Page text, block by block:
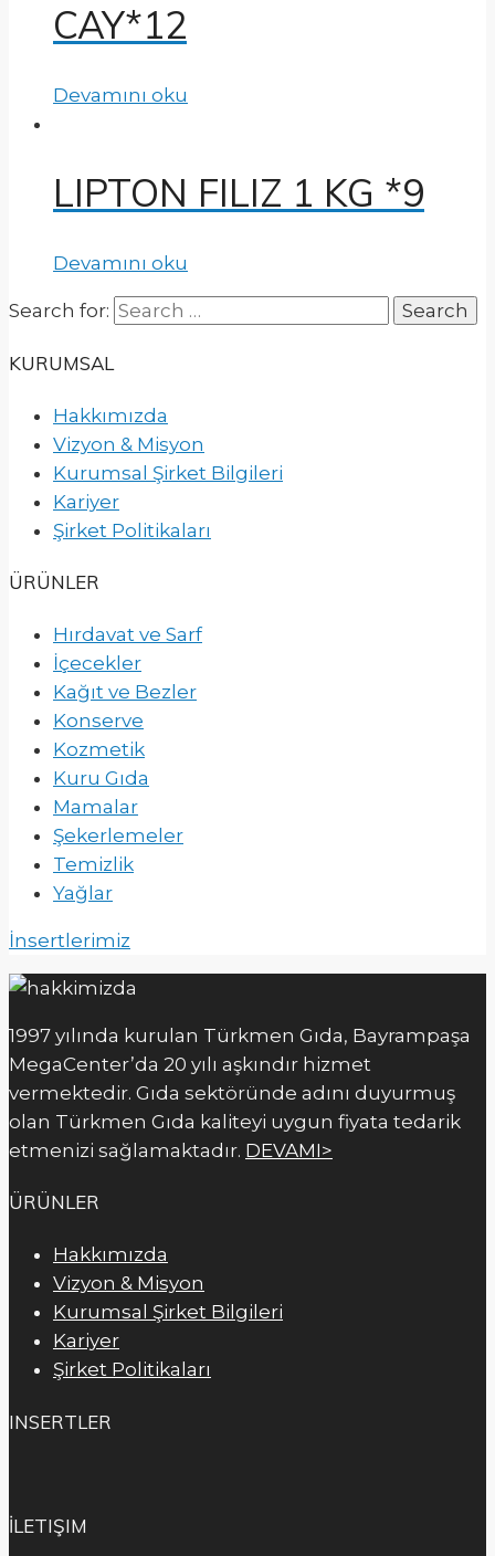
CAY*12
Devamını oku
LIPTON FILIZ 1 KG *9
Devamını oku
Search for:
KURUMSAL
Hakkımızda
Vizyon & Misyon
Kurumsal Şirket Bilgileri
Kariyer
Şirket Politikaları
ÜRÜNLER
Hırdavat ve Sarf
İçecekler
Kağıt ve Bezler
Konserve
Kozmetik
Kuru Gıda
Mamalar
Şekerlemeler
Temizlik
Yağlar
İnsertlerimiz
1997 yılında kurulan Türkmen Gıda, Bayrampaşa
MegaCenter’da 20 yılı aşkındır hizmet
vermektedir. Gıda sektöründe adını duyurmuş
olan Türkmen Gıda kaliteyi uygun fiyata tedarik
etmenizi sağlamaktadır. DEVAMI>
ÜRÜNLER
Hakkımızda
Vizyon & Misyon
Kurumsal Şirket Bilgileri
Kariyer
Şirket Politikaları
INSERTLER
İLETIŞIM